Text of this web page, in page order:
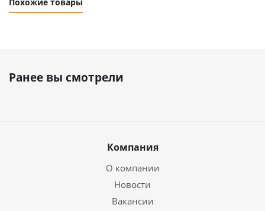
Ранее вы смотрели
Компания
О компании
Новости
Вакансии